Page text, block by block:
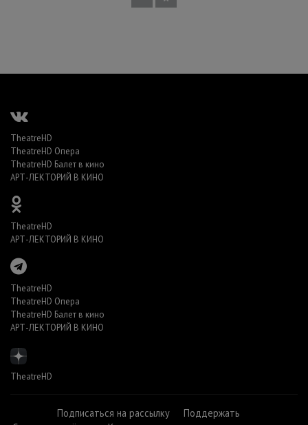
TheatreHD
TheatreHD Опера
TheatreHD Балет в кино
АРТ-ЛЕКТОРИЙ В КИНО
TheatreHD
АРТ-ЛЕКТОРИЙ В КИНО
TheatreHD
TheatreHD Опера
TheatreHD Балет в кино
АРТ-ЛЕКТОРИЙ В КИНО
TheatreHD
Подписаться на рассылку
Поддержать